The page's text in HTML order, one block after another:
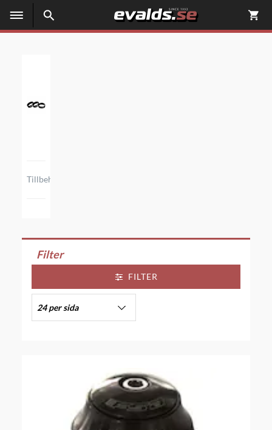
Tillbehör
Filter
FILTER
24 per sida